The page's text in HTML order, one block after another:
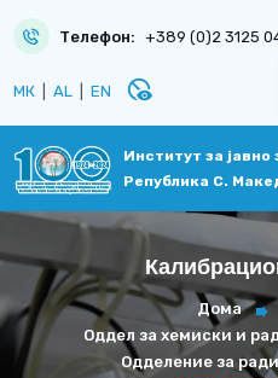
Телефон: +389 (0)2 3125
МК AL EN disabled_visible
Институт за јавно
Република С.
Дома
Оддел за хемиски и
Одделение за